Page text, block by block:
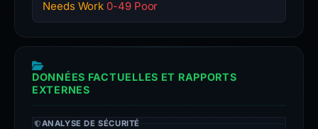
Needs Work 0-49 Poor
DONNÉES FACTUELLES ET RAPPORTS
EXTERNES
ANALYSE DE SÉCURITÉ